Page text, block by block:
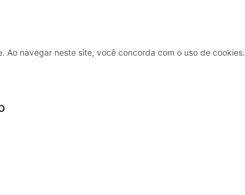
Ao navegar neste site, você concorda com o uso de cookies.